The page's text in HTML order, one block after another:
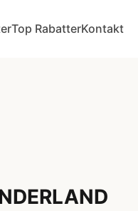
Top RabatterKontakt